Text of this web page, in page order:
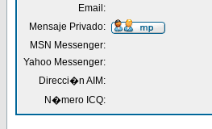
Email:
Mensaje Privado:
MSN Messenger:
Yahoo Messenger:
Direcci�n AIM:
N�mero ICQ: